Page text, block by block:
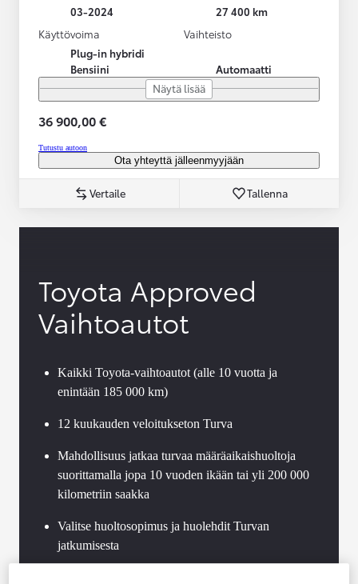
03-2024
27 400 km
Käyttövoima
Plug-in hybridi
Bensiini
Vaihteisto
Automaatti
Näytä lisää
36 900,00 €
Tutustu autoon
Ota yhteyttä jälleenmyyjään
Vertaile Tallenna
Toyota Approved
Vaihtoautot
Kaikki Toyota-vaihtoautot (alle 10 vuotta ja
enintään 185 000 km)
12 kuukauden veloitukseton Turva
Mahdollisuus jatkaa turvaa määräaikaishuoltoja
suorittamalla jopa 10 vuoden ikään tai yli 200 000
kilometriin saakka
Valitse huoltosopimus ja huolehdit Turvan
jatkumisesta